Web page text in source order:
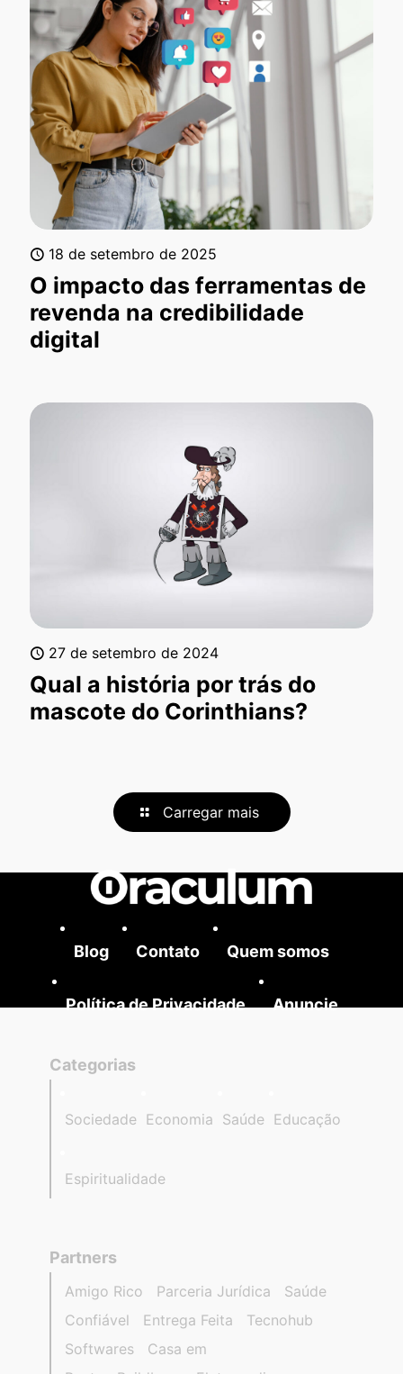
18 de setembro de 2025
O impacto das ferramentas de
revenda na credibilidade
digital
27 de setembro de 2024
Qual a história por trás do
mascote do Corinthians?
Carregar mais
Blog Contato Quem somos
Política de Privacidade Anuncie
Categorias
Sociedade Economia Saúde Educação
Espiritualidade
Partners
Amigo Rico Parceria Jurídica
Saúde
Confiável
Entrega Feita
Tecnohub
Softwares
Casa em